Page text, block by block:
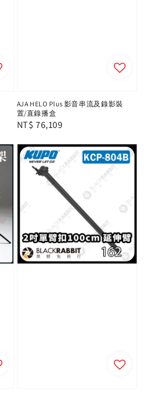
AJA HELO Plus 影音串流及錄影裝
置/直錄播盒
Regular
NT$ 76,109